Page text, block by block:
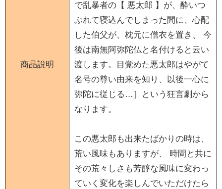
商品説明
で乱暴者の【 悪太郎 】が、酔いつ
ぶれて寝込んでしまった間に、心配
した伯父が、枕元に僧衣を置き、 今
後は南無阿弥陀仏と名付けると云い
渡します。目覚めた悪太郎はやがて
名号の尊い由来を知り、以後一心に
弥陀に従じる…］という狂言劇から
なります。
この悪太郎も出来たばかりの時は、
荒い風味もありますが、 時間と共に
その荒々しさも芳醇な風味に変わっ
ていく変化を楽しんでいただけたら